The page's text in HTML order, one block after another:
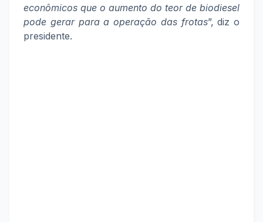
econômicos que o aumento do teor de biodiesel
pode gerar para a operação das frotas”, diz o
presidente.